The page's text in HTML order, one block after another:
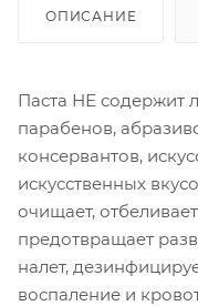
ОПИСАНИЕ
Паста НЕ содержит
парабенов,
консервантов,
искусственных
очищает,
предотвращает
налет,
воспаление и